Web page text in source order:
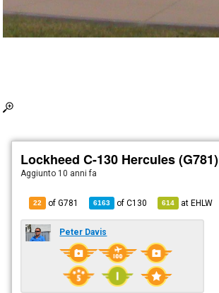
Lockheed C-130 Hercules (G781)
Aggiunto 10 anni fa
22 of G781 6163 ofC130 614 atEHLW
Peter Davis